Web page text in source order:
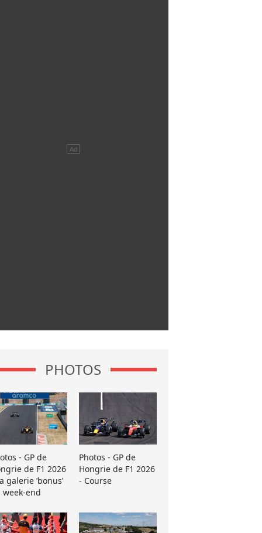
PHOTOS
- GP de
de F1 2026
galerie ’bonus’
week-end
Photos - GP de
Hongrie de F1 2026
- Course